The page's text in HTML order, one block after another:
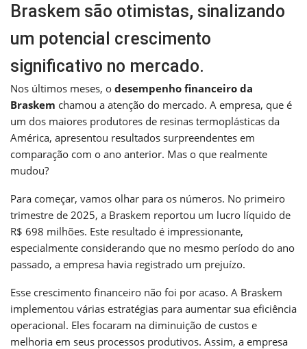
Braskem são otimistas, sinalizando
um potencial crescimento
significativo no mercado.
Nos últimos meses, o desempenho financeiro da
Braskem chamou a atenção do mercado. A empresa, que é
um dos maiores produtores de resinas termoplásticas da
América, apresentou resultados surpreendentes em
comparação com o ano anterior. Mas o que realmente
mudou?
Para começar, vamos olhar para os números. No primeiro
trimestre de 2025, a Braskem reportou um lucro líquido de
R$ 698 milhões. Este resultado é impressionante,
especialmente considerando que no mesmo período do ano
passado, a empresa havia registrado um prejuízo.
Esse crescimento financeiro não foi por acaso. A Braskem
implementou várias estratégias para aumentar sua eficiência
operacional. Eles focaram na diminuição de custos e
melhoria em seus processos produtivos. Assim, a empresa